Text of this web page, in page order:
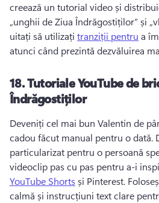
creează un tutorial video și
„unghii de Ziua Îndrăgostiților” și
uitați să utilizați tranziții pentru a
atunci când prezintă dezvăluirea
18.Tutoriale YouTube de
Îndrăgostiților
Deveniți cel mai bun Valentin de
cadou făcut manual pentru o dată.
particularizat pentru o persoană
videoclip pas cu pas pentru a-i
YouTube Shorts și Pinterest.
calmă și instrucțiuni text clare